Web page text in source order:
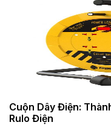
Cuộn Dây Điện:
Rulo Điện